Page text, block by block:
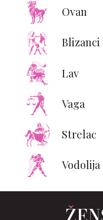
Ovan
Blizanci
Lav
Vaga
Strelac
Vodolija